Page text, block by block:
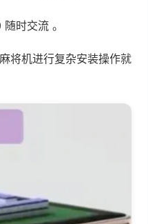
时交流 。
将机进行复杂安装操作就